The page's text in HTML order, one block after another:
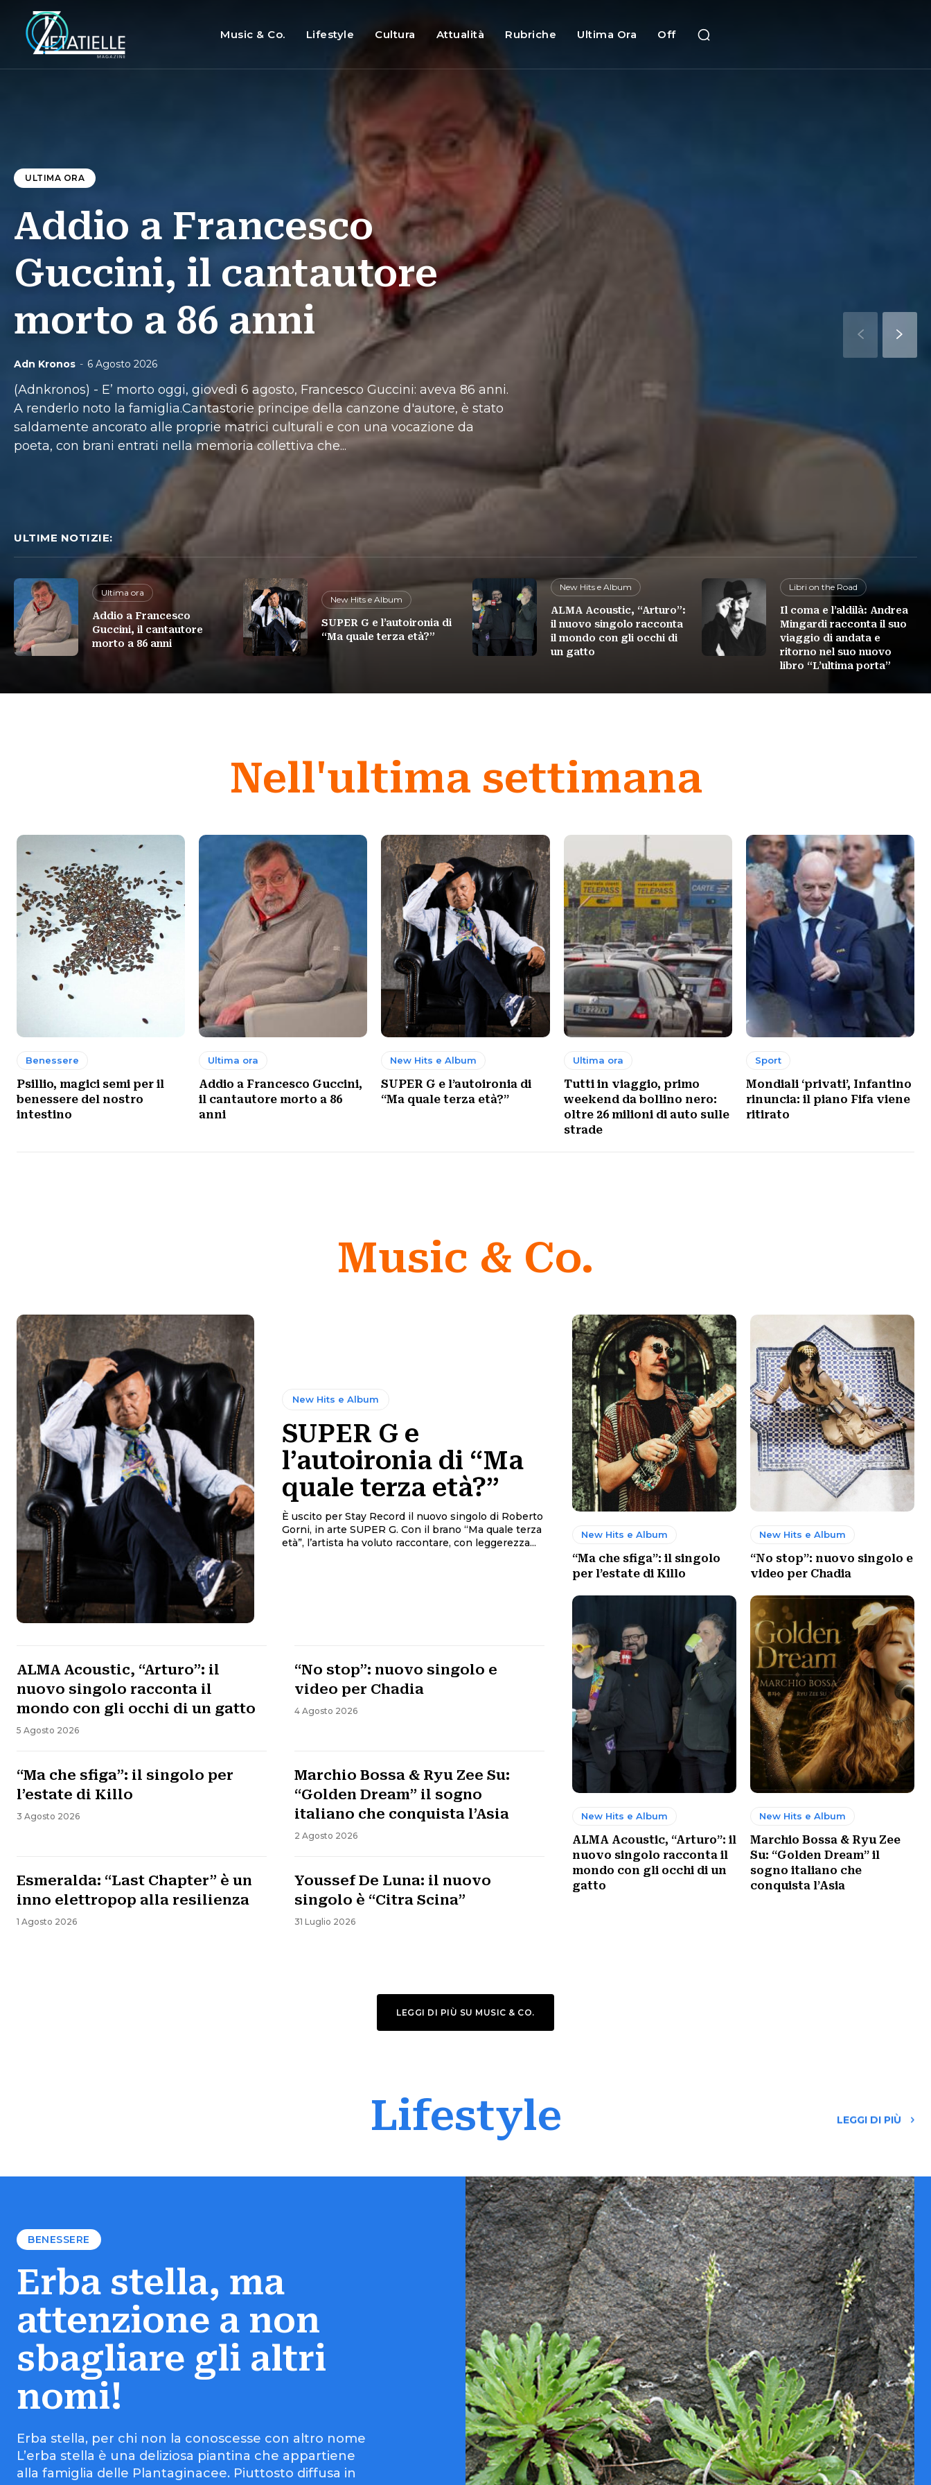
Music & Co. Lifestyle Cultura Attualità Rubriche Ultima Ora Off
ULTIMA ORA
Addio a Francesco
Guccini, il cantautore
morto a 86 anni
Adn Kronos - 6 Agosto 2026
(Adnkronos) - E’ morto oggi, giovedì 6 agosto, Francesco Guccini: aveva 86 anni.
A renderlo noto la famiglia.Cantastorie principe della canzone d'autore, è stato
saldamente ancorato alle proprie matrici culturali e con una vocazione da
poeta, con brani entrati nella memoria collettiva che...
ULTIME NOTIZIE:
Ultima ora
Addio a Francesco
Guccini, il cantautore
morto a 86 anni
New Hits e Album
SUPER G e l’autoironia di
“Ma quale terza età?”
New Hits e Album
ALMA Acoustic, “Arturo”:
il nuovo singolo racconta
il mondo con gli occhi di
un gatto
Libri on the Road
Il coma e l’aldilà: Andrea
Mingardi racconta il suo
viaggio di andata e
ritorno nel suo nuovo
libro “L’ultima porta”
Nell'ultima settimana
Benessere
Psillio, magici semi per il
benessere del nostro
intestino
Ultima ora
Addio a Francesco Guccini,
il cantautore morto a 86
anni
New Hits e Album
SUPER G e l’autoironia di
“Ma quale terza età?”
Ultima ora
Tutti in viaggio, primo
weekend da bollino nero:
oltre 26 milioni di auto sulle
strade
Sport
Mondiali ‘privati’, Infantino
rinuncia: il piano Fifa viene
ritirato
Music & Co.
New Hits e Album
SUPER G e
l’autoironia di “Ma
quale terza età?”
È uscito per Stay Record il nuovo singolo di Roberto
Gorni, in arte SUPER G. Con il brano “Ma quale terza
età”, l’artista ha voluto raccontare, con leggerezza...
ALMA Acoustic, “Arturo”: il
nuovo singolo racconta il
mondo con gli occhi di un gatto
5 Agosto 2026
“No stop”: nuovo singolo e
video per Chadia
4 Agosto 2026
“Ma che sfiga”: il singolo per
l’estate di Killo
3 Agosto 2026
Marchio Bossa & Ryu Zee Su:
“Golden Dream” il sogno
italiano che conquista l’Asia
2 Agosto 2026
Esmeralda: “Last Chapter” è un
inno elettropop alla resilienza
1 Agosto 2026
Youssef De Luna: il nuovo
singolo è “Citra Scina”
31 Luglio 2026
New Hits e Album
“Ma che sfiga”: il singolo
per l’estate di Killo
New Hits e Album
“No stop”: nuovo singolo e
video per Chadia
New Hits e Album
ALMA Acoustic, “Arturo”: il
nuovo singolo racconta il
mondo con gli occhi di un
gatto
New Hits e Album
Marchio Bossa & Ryu Zee
Su: “Golden Dream” il
sogno italiano che
conquista l’Asia
LEGGI DI PIÙ SU MUSIC & CO.
Lifestyle LEGGI DI PIÙ
BENESSERE
Erba stella, ma
attenzione a non
sbagliare gli altri
nomi!
Erba stella, per chi non la conoscesse con altro nome
L’erba stella è una deliziosa piantina che appartiene
alla famiglia delle Plantaginacee. Piuttosto diffusa in